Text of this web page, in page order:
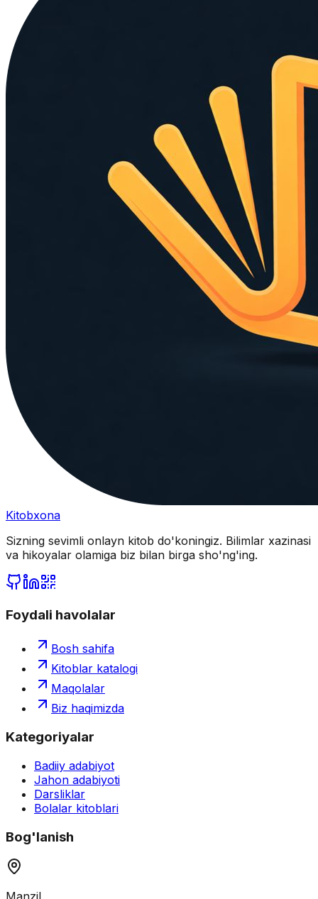
Kitobxona
Sizning sevimli onlayn kitob do'koningiz. Bilimlar xazinasi
va hikoyalar olamiga biz bilan birga sho'ng'ing.
Foydali havolalar
Bosh sahifa
Kitoblar katalogi
Maqolalar
Biz haqimizda
Kategoriyalar
Badiiy adabiyot
Jahon adabiyoti
Darsliklar
Bolalar kitoblari
Bog'lanish